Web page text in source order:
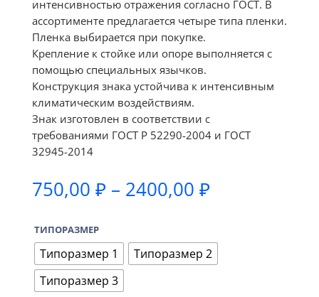
интенсивностью отражения согласно ГОСТ. В
ассортименте предлагается четыре типа пленки.
Пленка выбирается при покупке.
Крепление к стойке или опоре выполняется с
помощью специальных язычков.
Конструкция знака устойчива к интенсивным
климатическим воздействиям.
Знак изготовлен в соответствии с
требованиями ГОСТ Р 52290-2004 и ГОСТ
32945-2014
750,00 ₽ – 2400,00 ₽Диапазон
–
2400,00 ₽
ТИПОРАЗМЕР
Типоразмер 1
Типоразмер 2
Типоразмер 3